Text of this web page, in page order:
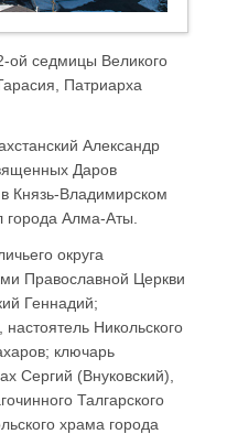
ой седмицы Великого
Патриарха
Александр
Даров
Князь-Владимирском
Алма-Аты.
округа
Православной Церкви
Геннадий;
Никольского
ключарь
Сергий (Внуковский),
Талгарского
храма города